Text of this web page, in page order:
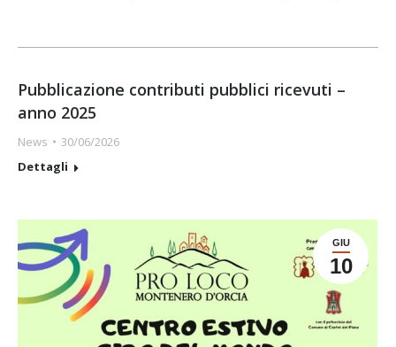
Pubblicazione contributi pubblici ricevuti –
anno 2025
News
30/06/2026
Dettagli
GIU
10